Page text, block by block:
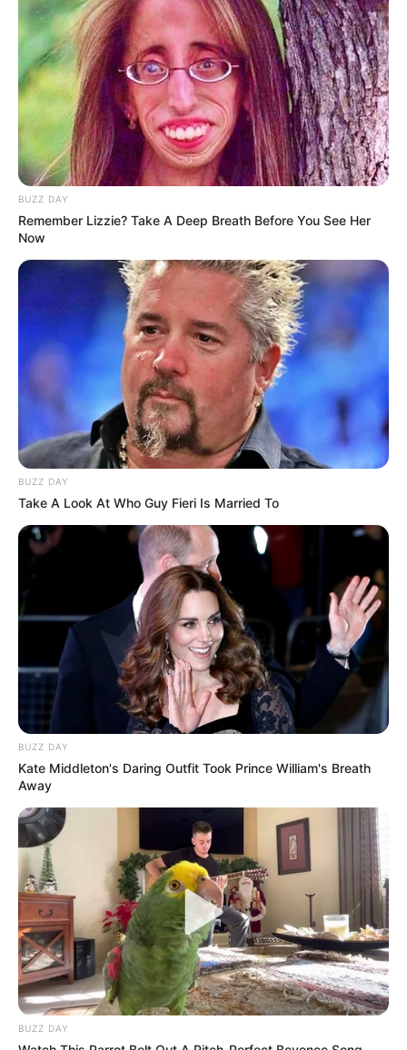
Alamat email Anda tidak akan dipublikasikan. Ruas yang wajib ditandai*
Serem! 9 Chat Ojek Online &
Pelanggan Ini Bikin Auto
Merinding
BUZZ DAY
Remember Lizzie? Take A Deep Breath Before You See Her
Now
BUZZ DAY
Take A Look At Who Guy Fieri Is Married To
BUZZ DAY
Kate Middleton's Daring Outfit Took Prince William's Breath
Away
BUZZ DAY